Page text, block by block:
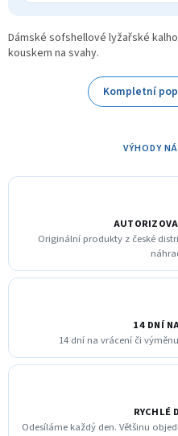
Dámské sofshellové lyžařské
kouskem na svahy.
Kompletní
VÝHODY
Originální produkty z české
14 DNÍ
14 dní na vrácení či
RYCHLÉ
Odesíláme každý den. Většinu